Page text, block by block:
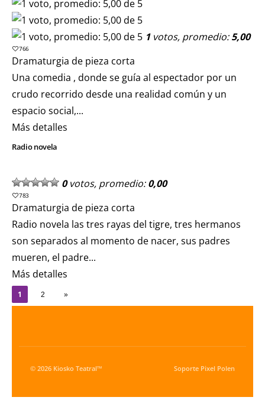
1votos, promedio:5,00
766
Dramaturgia de pieza corta
Una comedia , donde se guía al espectador por un
crudo recorrido desde una realidad común y un
espacio social,...
Más detalles
Radio novela
0votos, promedio:0,00
783
Dramaturgia de pieza corta
Radio novela las tres rayas del tigre, tres hermanos
son separados al momento de nacer, sus padres
mueren, el padre...
Más detalles
1 2 »
© 2026 Kiosko Teatral™ Soporte Pixel Polen